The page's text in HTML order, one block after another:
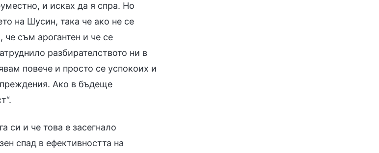
и исках да я спра. Но
на Шусин, така че ако не се
съм арогантен и че се
разбирателството ни в
повече и просто се успокоих и
Ако в бъдеще
си и че това е засегнало
спад в ефективността на